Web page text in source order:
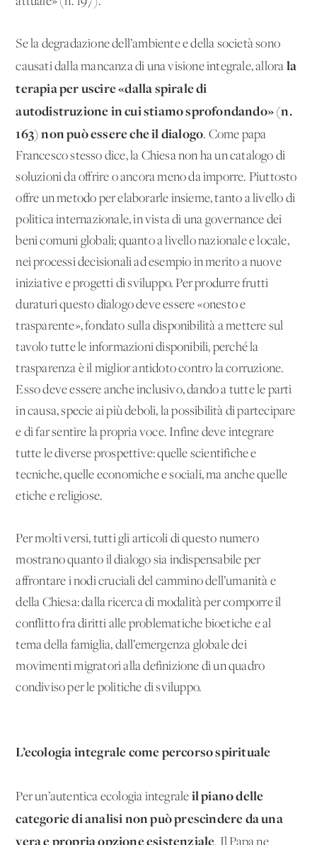
Se la degradazione dell’ambiente e della società sono
causati dalla mancanza di una visione integrale, allora la
terapia per uscire «dalla spirale di
autodistruzione in cui stiamo sprofondando» (n.
163) non può essere che il dialogo. Come papa
Francesco stesso dice, la Chiesa non ha un catalogo di
soluzioni da offrire o ancora meno da imporre. Piuttosto
offre un metodo per elaborarle insieme, tanto a livello di
politica internazionale, in vista di una governance dei
beni comuni globali; quanto a livello nazionale e locale,
nei processi decisionali ad esempio in merito a nuove
iniziative e progetti di sviluppo. Per produrre frutti
duraturi questo dialogo deve essere «onesto e
trasparente», fondato sulla disponibilità a mettere sul
tavolo tutte le informazioni disponibili, perché la
trasparenza è il miglior antidoto contro la corruzione.
Esso deve essere anche inclusivo, dando a tutte le parti
in causa, specie ai più deboli, la possibilità di partecipare
e di far sentire la propria voce. Infine deve integrare
tutte le diverse prospettive: quelle scientifiche e
tecniche, quelle economiche e sociali, ma anche quelle
etiche e religiose.
Per molti versi, tutti gli articoli di questo numero
mostrano quanto il dialogo sia indispensabile per
affrontare i nodi cruciali del cammino dell’umanità e
della Chiesa: dalla ricerca di modalità per comporre il
conflitto fra diritti alle problematiche bioetiche e al
tema della famiglia, dall’emergenza globale dei
movimenti migratori alla definizione di un quadro
condiviso per le politiche di sviluppo.
L’ecologia integrale come percorso spirituale
Per un’autentica ecologia integrale il piano delle
categorie di analisi non può prescindere da una
vera e propria opzione esistenziale. Il Papa ne